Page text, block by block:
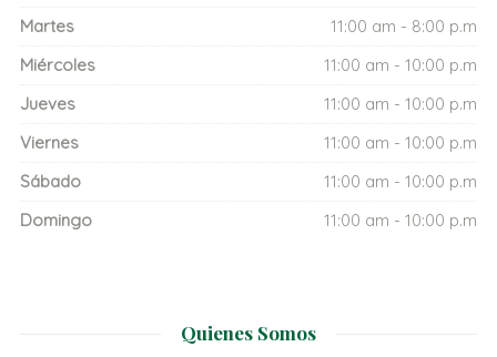
Martes
11:00 am - 8:00 p.m
Miércoles
11:00 am - 10:00 p.m
Jueves
11:00 am - 10:00 p.m
Viernes
11:00 am - 10:00 p.m
Sábado
11:00 am - 10:00 p.m
Domingo
11:00 am - 10:00 p.m
Quienes Somos